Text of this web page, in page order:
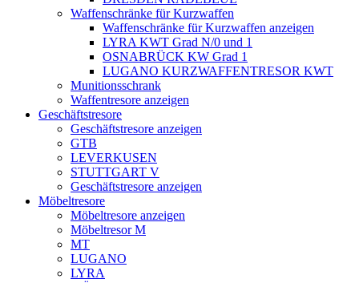
Waffenschränke für Kurzwaffen
Waffenschränke für Kurzwaffen anzeigen
LYRA KWT Grad N/0 und 1
OSNABRÜCK KW Grad 1
LUGANO KURZWAFFENTRESOR KWT
Munitionsschrank
Waffentresore anzeigen
Geschäftstresore
Geschäftstresore anzeigen
GTB
LEVERKUSEN
STUTTGART V
Geschäftstresore anzeigen
Möbeltresore
Möbeltresore anzeigen
Möbeltresor M
MT
LUGANO
LYRA